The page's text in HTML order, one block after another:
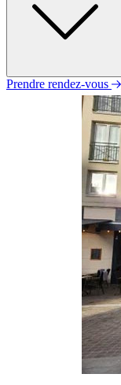
09h30 - 12h30
14h00 - 19h00
09h30 - 12h30
14h00 - 19h00
09h30 - 12h30
14h00 - 19h00
09h30 - 12h30
14h00 - 19h00
09h30 - 12h30
14h00 - 19h00
Prendre rendez-vous